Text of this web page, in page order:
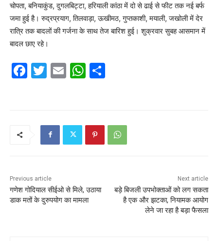
चोपता, बनियाकुंड, दुगलबिट्टा, हरियाली कांठा में दो से ढाई से फीट तक नई बर्फ
जमा हुई है। रुद्रप्रयाग, तिलवाड़ा, ऊखीमठ, गुप्तकाशी, मयाली, जखोली में देर
रात्रि तक बादलों की गर्जना के साथ तेज बारिश हुई। शुक्रवार सुबह आसमान में
बादल छाए रहे।
F
k
T
E
W
A
p
Previous article
गणेश गोदियाल सीईओ से मिले, उठाया
डाक मतों के दुरुपयोग का मामला
Next article
बड़े बिजली उपभोक्ताओं को लग सकता
है एक और झटका, नियामक आयोग
लेने जा रहा है बड़ा फैसला